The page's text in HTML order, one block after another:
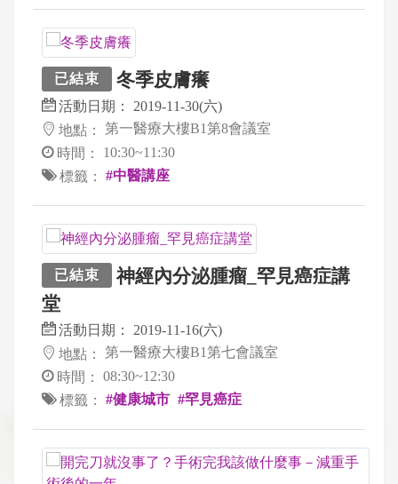
已結束 冬季皮膚癢
活動日期：
2019-11-30(六)
地點：
第一醫療大樓B1第8會議室
時間：
10:30~11:30
標籤：
#中醫講座
已結束
神經內分泌腫瘤_罕見癌症講
堂
活動日期：
2019-11-16(六)
地點：
第一醫療大樓B1第七會議室
時間：
08:30~12:30
標籤：
#健康城市 #罕見癌症